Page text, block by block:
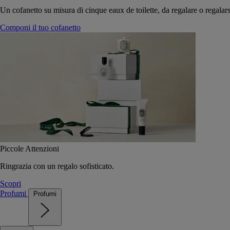
Un cofanetto su misura di cinque eaux de toilette, da regalare o
Componi il tuo cofanetto
Piccole Attenzioni
Ringrazia con un regalo sofisticato.
Scopri
Profumi
Profumi